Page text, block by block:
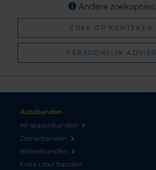
Andere zoekopties:
ZOEK OP KENTEKEN
PERSOONLIJK ADVIES
Autobanden
All-seasonbanden
Zomerbanden
Winterbanden
Extra Load banden